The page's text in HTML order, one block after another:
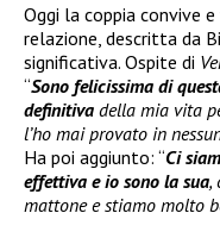
Oggi la coppia convive
relazione, descritta da
significativa. Ospite di
“Sono felicissima di
definitiva della mia vita
l’ho mai provato in
Ha poi aggiunto: “Ci
effettiva e io sono la sua,
mattone e stiamo molto